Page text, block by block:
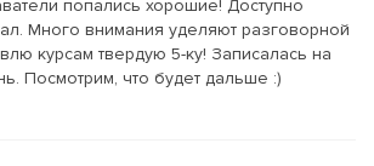
попались хорошие! Доступно
Много внимания уделяют разговорной
курсам твердую 5-ку! Записалась на
Посмотрим, что будет дальше :)